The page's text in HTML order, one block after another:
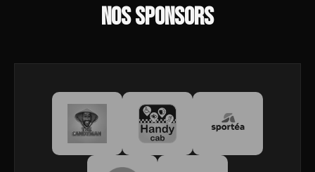
NOS SPONSORS